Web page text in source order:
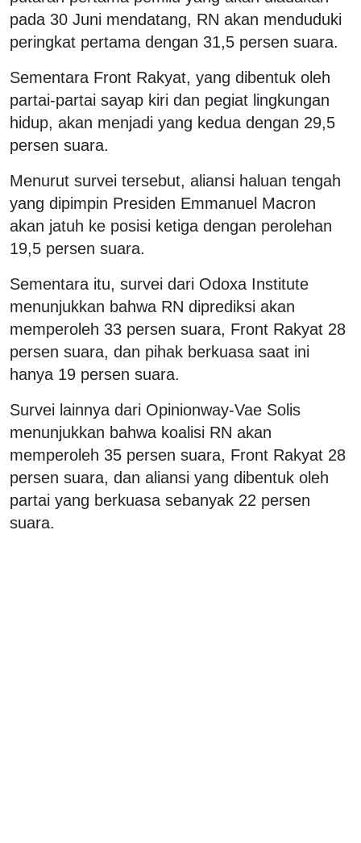
pada 30 Juni mendatang, RN akan menduduki
peringkat pertama dengan 31,5 persen suara.
Sementara Front Rakyat, yang dibentuk oleh
partai-partai sayap kiri dan pegiat lingkungan
hidup, akan menjadi yang kedua dengan 29,5
persen suara.
Menurut survei tersebut, aliansi haluan tengah
yang dipimpin Presiden Emmanuel Macron
akan jatuh ke posisi ketiga dengan perolehan
19,5 persen suara.
Sementara itu, survei dari Odoxa Institute
menunjukkan bahwa RN diprediksi akan
memperoleh 33 persen suara, Front Rakyat 28
persen suara, dan pihak berkuasa saat ini
hanya 19 persen suara.
Survei lainnya dari Opinionway-Vae Solis
menunjukkan bahwa koalisi RN akan
memperoleh 35 persen suara, Front Rakyat 28
persen suara, dan aliansi yang dibentuk oleh
partai yang berkuasa sebanyak 22 persen
suara.